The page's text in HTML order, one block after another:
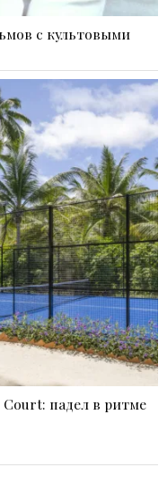
с культовыми
Court: падел в ритме